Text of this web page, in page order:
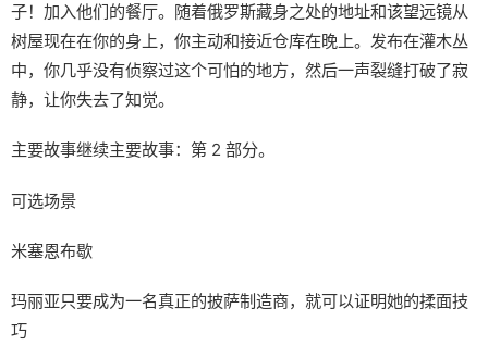
子！加入他们的餐厅。随着俄罗斯藏身之处的地址和该望远镜从
树屋现在在你的身上，你主动和接近仓库在晚上。发布在灌木丛
中，你几乎没有侦察过这个可怕的地方，然后一声裂缝打破了寂
静，让你失去了知觉。
主要故事继续主要故事：第 2 部分。
可选场景
米塞恩布歇
玛丽亚只要成为一名真正的披萨制造商，就可以证明她的揉面技
巧